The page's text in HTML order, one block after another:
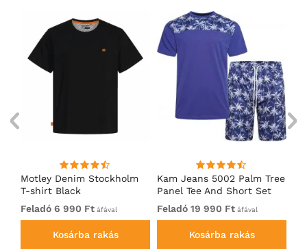
Motley Denim Stockholm
T-shirt Black
Feladó 6 990 Ft áfával
Kosárba rakás
Kam Jeans 5002 Palm Tree
Panel Tee And Short Set
Electric Blue
Feladó 19 990 Ft áfával
Kosárba rakás